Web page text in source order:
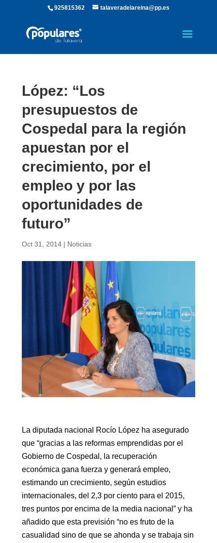
925815362 talaveradelareina@pp.es
López: “Los
presupuestos de
Cospedal para la región
apuestan por el
crecimiento, por el
empleo y por las
oportunidades de
futuro”
Oct 31, 2014| Noticias
La diputada nacional Rocío López ha asegurado
que “gracias a las reformas emprendidas por el
Gobierno de Cospedal, la recuperación
económica gana fuerza y generará empleo,
estimando un crecimiento, según estudios
internacionales, del 2,3 por ciento para el 2015,
tres puntos por encima de la media nacional” y ha
añadido que esta previsión “no es fruto de la
casualidad sino de que se ahonda y se trabaja sin